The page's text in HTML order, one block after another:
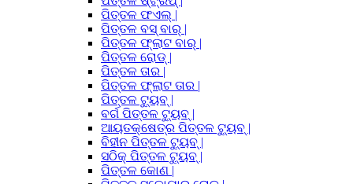
ପିତ୍ତଳ ଫଏଲ୍ |
ପିତ୍ତଳ ବସ୍ ବାର୍ |
ପିତ୍ତଳ ଫ୍ଲାଟ ବାର୍ |
ପିତ୍ତଳ ରୋଡ୍ |
ପିତ୍ତଳ ତାର |
ପିତ୍ତଳ ଫ୍ଲାଟ ତାର |
ପିତ୍ତଳ ଟ୍ୟୁବ୍ |
ବର୍ଗ ପିତ୍ତଳ ଟ୍ୟୁବ୍ |
ଆୟତକ୍ଷେତ୍ର ପିତ୍ତଳ ଟ୍ୟୁବ୍ |
ବିହୀନ ପିତ୍ତଳ ଟ୍ୟୁବ୍ |
ସଠିକ୍ ପିତ୍ତଳ ଟ୍ୟୁବ୍ |
ପିତ୍ତଳ କୋଣ |